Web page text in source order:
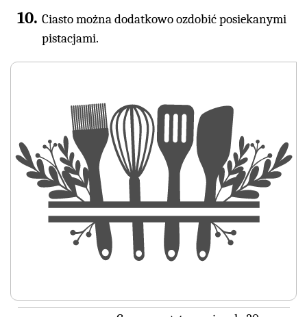
Ciasto można dodatkowo ozdobić posiekanymi
pistacjami.